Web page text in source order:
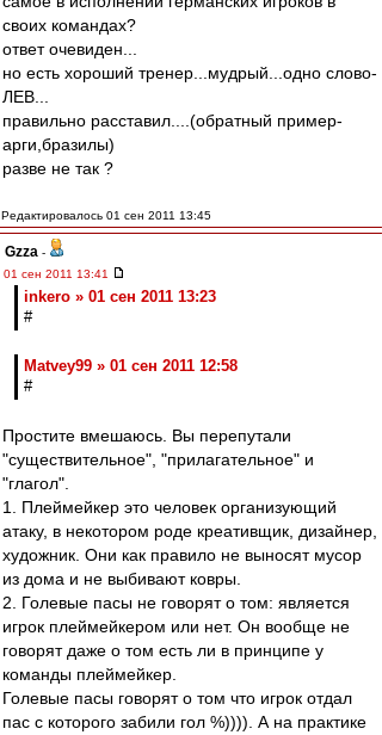
своих командах?
ответ очевиден...
но есть хороший тренер...мудрый...одно слово-
ЛЕВ...
правильно расставил....(обратный пример-
арги,бразилы)
разве не так ?
Редактировалось 01 сен 2011 13:45
Gzza -
01 сен 2011 13:41
inkero » 01 сен 2011 13:23
#
Matvey99 » 01 сен 2011 12:58
#
Простите вмешаюсь. Вы перепутали
"существительное", "прилагательное" и
"глагол".
1. Плеймейкер это человек организующий
атаку, в некотором роде креативщик, дизайнер,
художник. Они как правило не выносят мусор
из дома и не выбивают ковры.
2. Голевые пасы не говорят о том: является
игрок плеймейкером или нет. Он вообще не
говорят даже о том есть ли в принципе у
команды плеймейкер.
Голевые пасы говорят о том что игрок отдал
пас с которого забили гол %)))). А на практике